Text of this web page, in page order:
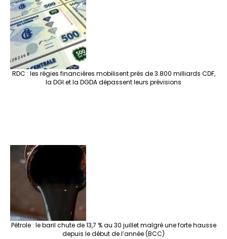
RDC : les régies financières mobilisent près de 3.800 milliards CDF,
la DGI et la DGDA dépassent leurs prévisions
Pétrole : le baril chute de 13,7 % au 30 juillet malgré une forte hausse
depuis le début de l’année (BCC)